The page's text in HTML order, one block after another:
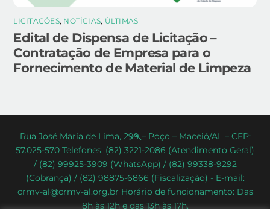
LICITAÇÕES, NOTÍCIAS, ÚLTIMAS
Edital de Dispensa de Licitação –
Contratação de Empresa para o
Fornecimento de Material de Limpeza
Back
To
Top
Rua José Maria de Lima, 299 – Poço – Maceió/AL – CEP:
57.025-570 Telefones: (82) 3221-2086 (Atendimento Geral)
/ (82) 99925-3909 (WhatsApp) / (82) 99338-9292
(Cobrança) / (82) 98875-6866 (Fiscalização) - E-mail:
crmv-al@crmv-al.org.br Horário de funcionamento: Das
8h às 12h e das 13h às 17h.